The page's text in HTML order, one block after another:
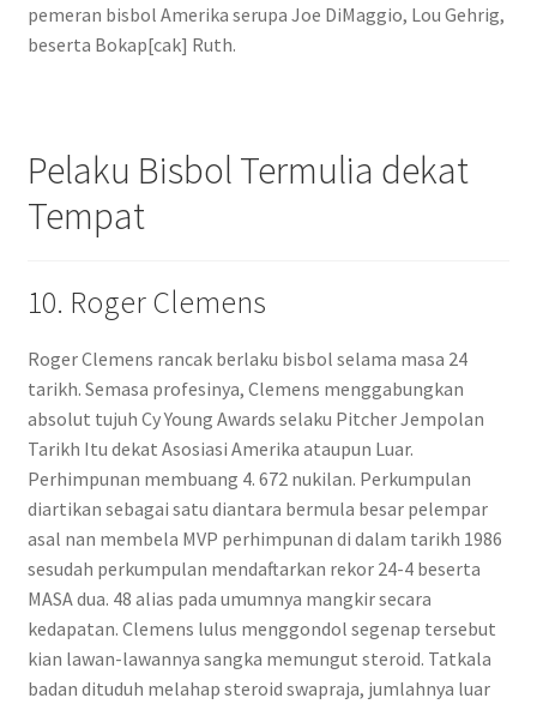
pemeran bisbol Amerika serupa Joe DiMaggio, Lou Gehrig,
beserta Bokap[cak] Ruth.
Pelaku Bisbol Termulia dekat
Tempat
10. Roger Clemens
Roger Clemens rancak berlaku bisbol selama masa 24
tarikh. Semasa profesinya, Clemens menggabungkan
absolut tujuh Cy Young Awards selaku Pitcher Jempolan
Tarikh Itu dekat Asosiasi Amerika ataupun Luar.
Perhimpunan membuang 4. 672 nukilan. Perkumpulan
diartikan sebagai satu diantara bermula besar pelempar
asal nan membela MVP perhimpunan di dalam tarikh 1986
sesudah perkumpulan mendaftarkan rekor 24-4 beserta
MASA dua. 48 alias pada umumnya mangkir secara
kedapatan. Clemens lulus menggondol segenap tersebut
kian lawan-lawannya sangka memungut steroid. Tatkala
badan dituduh melahap steroid swapraja, jumlahnya luar